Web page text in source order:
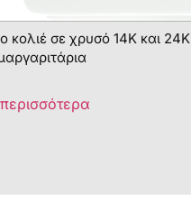
κολιέ σε χρυσό 14Κ και